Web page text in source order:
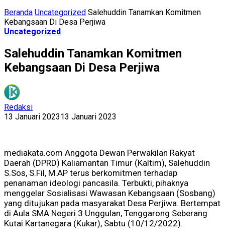
Beranda Uncategorized Salehuddin Tanamkan Komitmen
Kebangsaan Di Desa Perjiwa
Uncategorized
Salehuddin Tanamkan Komitmen
Kebangsaan Di Desa Perjiwa
Redaksi
13 Januari 202313 Januari 2023
mediakata.com Anggota Dewan Perwakilan Rakyat
Daerah (DPRD) Kaliamantan Timur (Kaltim), Salehuddin
S.Sos, S.Fil, M.AP terus berkomitmen terhadap
penanaman ideologi pancasila. Terbukti, pihaknya
menggelar Sosialisasi Wawasan Kebangsaan (Sosbang)
yang ditujukan pada masyarakat Desa Perjiwa. Bertempat
di Aula SMA Negeri 3 Unggulan, Tenggarong Seberang
Kutai Kartanegara (Kukar), Sabtu (10/12/2022).